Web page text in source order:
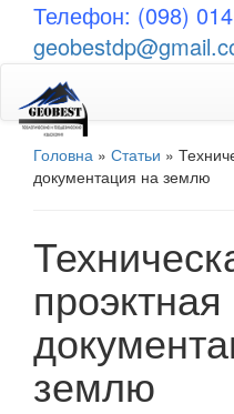
Телефон: (098)
Головна » Статьи »
документация на землю
проэктная
землю